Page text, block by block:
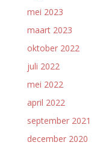
mei 2023
maart 2023
oktober 2022
juli 2022
mei 2022
april 2022
september 2021
december 2020